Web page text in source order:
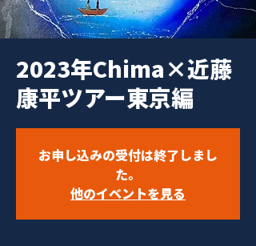
2023年Chima×近藤
康平ツアー東京編
お申し込みの受付は終了しまし
た。
他のイベントを見る